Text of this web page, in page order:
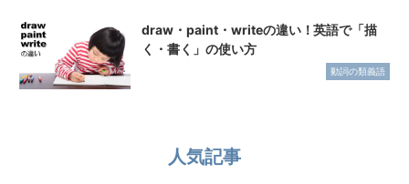
draw・paint・writeの違い！英語で「描
く・書く」の使い方
動詞の類義語
人気記事